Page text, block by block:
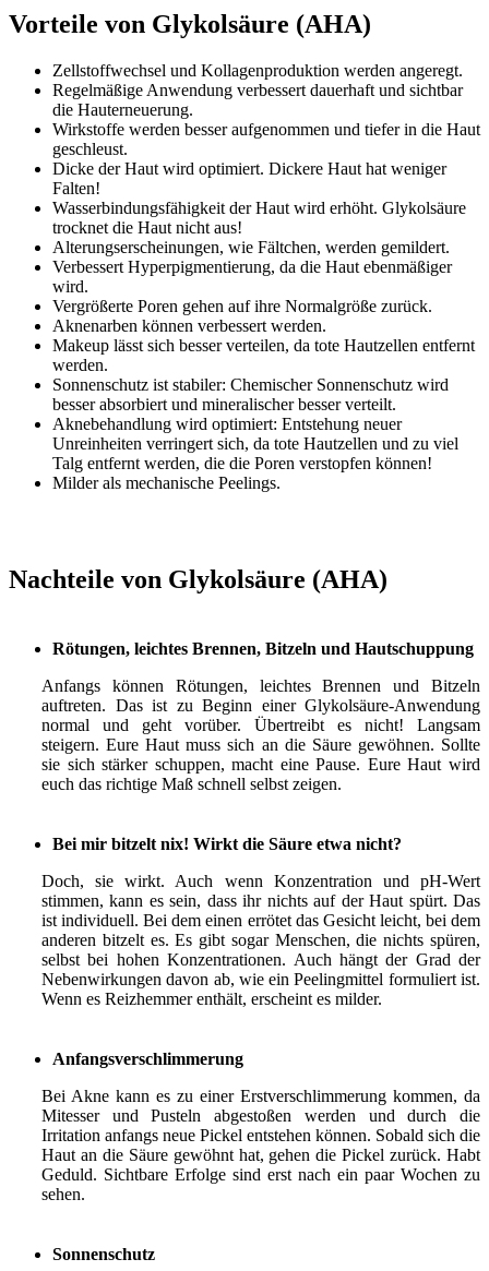
Vorteile von Glykolsäure (AHA)
Zellstoffwechsel und Kollagenproduktion werden angeregt.
Regelmäßige Anwendung verbessert dauerhaft und sichtbar
die Hauterneuerung.
Wirkstoffe werden besser aufgenommen und tiefer in die Haut
geschleust.
Dicke der Haut wird optimiert. Dickere Haut hat weniger
Falten!
Wasserbindungsfähigkeit der Haut wird erhöht. Glykolsäure
trocknet die Haut nicht aus!
Alterungserscheinungen, wie Fältchen, werden gemildert.
Verbessert Hyperpigmentierung, da die Haut ebenmäßiger
wird.
Vergrößerte Poren gehen auf ihre Normalgröße zurück.
Aknenarben können verbessert werden.
Makeup lässt sich besser verteilen, da tote Hautzellen entfernt
werden.
Sonnenschutz ist stabiler: Chemischer Sonnenschutz wird
besser absorbiert und mineralischer besser verteilt.
Aknebehandlung wird optimiert: Entstehung neuer
Unreinheiten verringert sich, da tote Hautzellen und zu viel
Talg entfernt werden, die die Poren verstopfen können!
Milder als mechanische Peelings.
Nachteile von Glykolsäure (AHA)
Rötungen, leichtes Brennen, Bitzeln und Hautschuppung
Anfangs können Rötungen, leichtes Brennen und Bitzeln
auftreten. Das ist zu Beginn einer Glykolsäure-Anwendung
normal und geht vorüber. Übertreibt es nicht! Langsam
steigern. Eure Haut muss sich an die Säure gewöhnen. Sollte
sie sich stärker schuppen, macht eine Pause. Eure Haut wird
euch das richtige Maß schnell selbst zeigen.
Bei mir bitzelt nix! Wirkt die Säure etwa nicht?
Doch, sie wirkt. Auch wenn Konzentration und pH-Wert
stimmen, kann es sein, dass ihr nichts auf der Haut spürt. Das
ist individuell. Bei dem einen errötet das Gesicht leicht, bei dem
anderen bitzelt es. Es gibt sogar Menschen, die nichts spüren,
selbst bei hohen Konzentrationen. Auch hängt der Grad der
Nebenwirkungen davon ab, wie ein Peelingmittel formuliert ist.
Wenn es Reizhemmer enthält, erscheint es milder.
Anfangsverschlimmerung
Bei Akne kann es zu einer Erstverschlimmerung kommen, da
Mitesser und Pusteln abgestoßen werden und durch die
Irritation anfangs neue Pickel entstehen können. Sobald sich die
Haut an die Säure gewöhnt hat, gehen die Pickel zurück. Habt
Geduld. Sichtbare Erfolge sind erst nach ein paar Wochen zu
sehen.
Sonnenschutz